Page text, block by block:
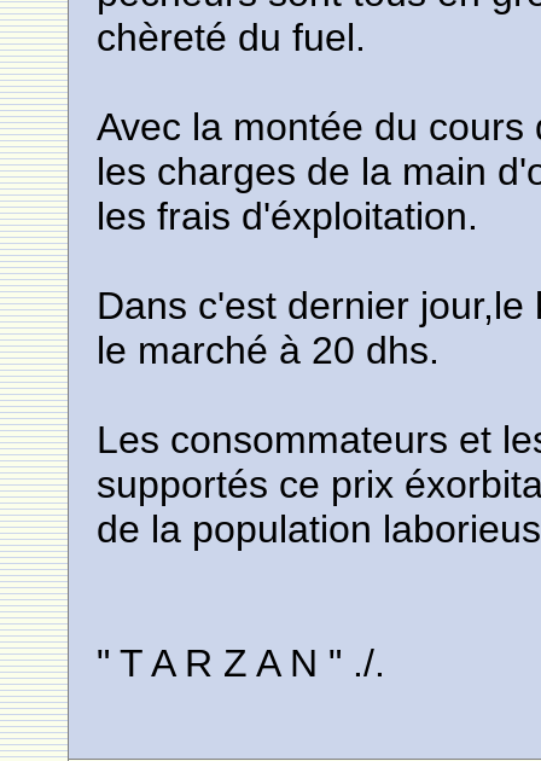
chèreté du fuel.
Avec la montée du
les charges de la main
les frais d'éxploitation.
Dans c'est dernier
le marché à 20 dhs.
Les consommateurs et
supportés ce prix
de la population
" T A R Z A N " ./.